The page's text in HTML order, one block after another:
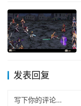
发表回复